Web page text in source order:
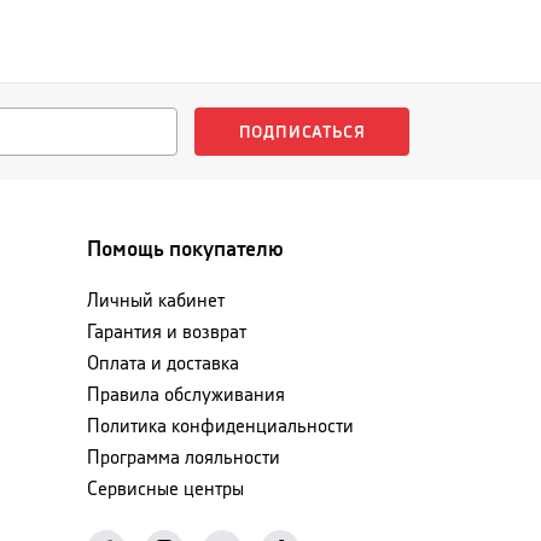
ПОДПИСАТЬСЯ
Помощь покупателю
Личный кабинет
Гарантия и возврат
Оплата и доставка
Правила обслуживания
Политика конфиденциальности
Программа лояльности
Сервисные центры